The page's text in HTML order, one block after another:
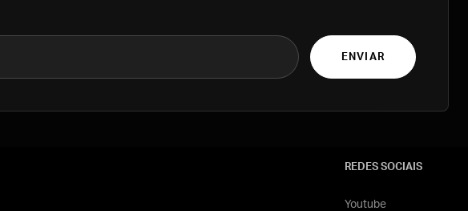
ENVIAR
REDES SOCIAIS
Youtube